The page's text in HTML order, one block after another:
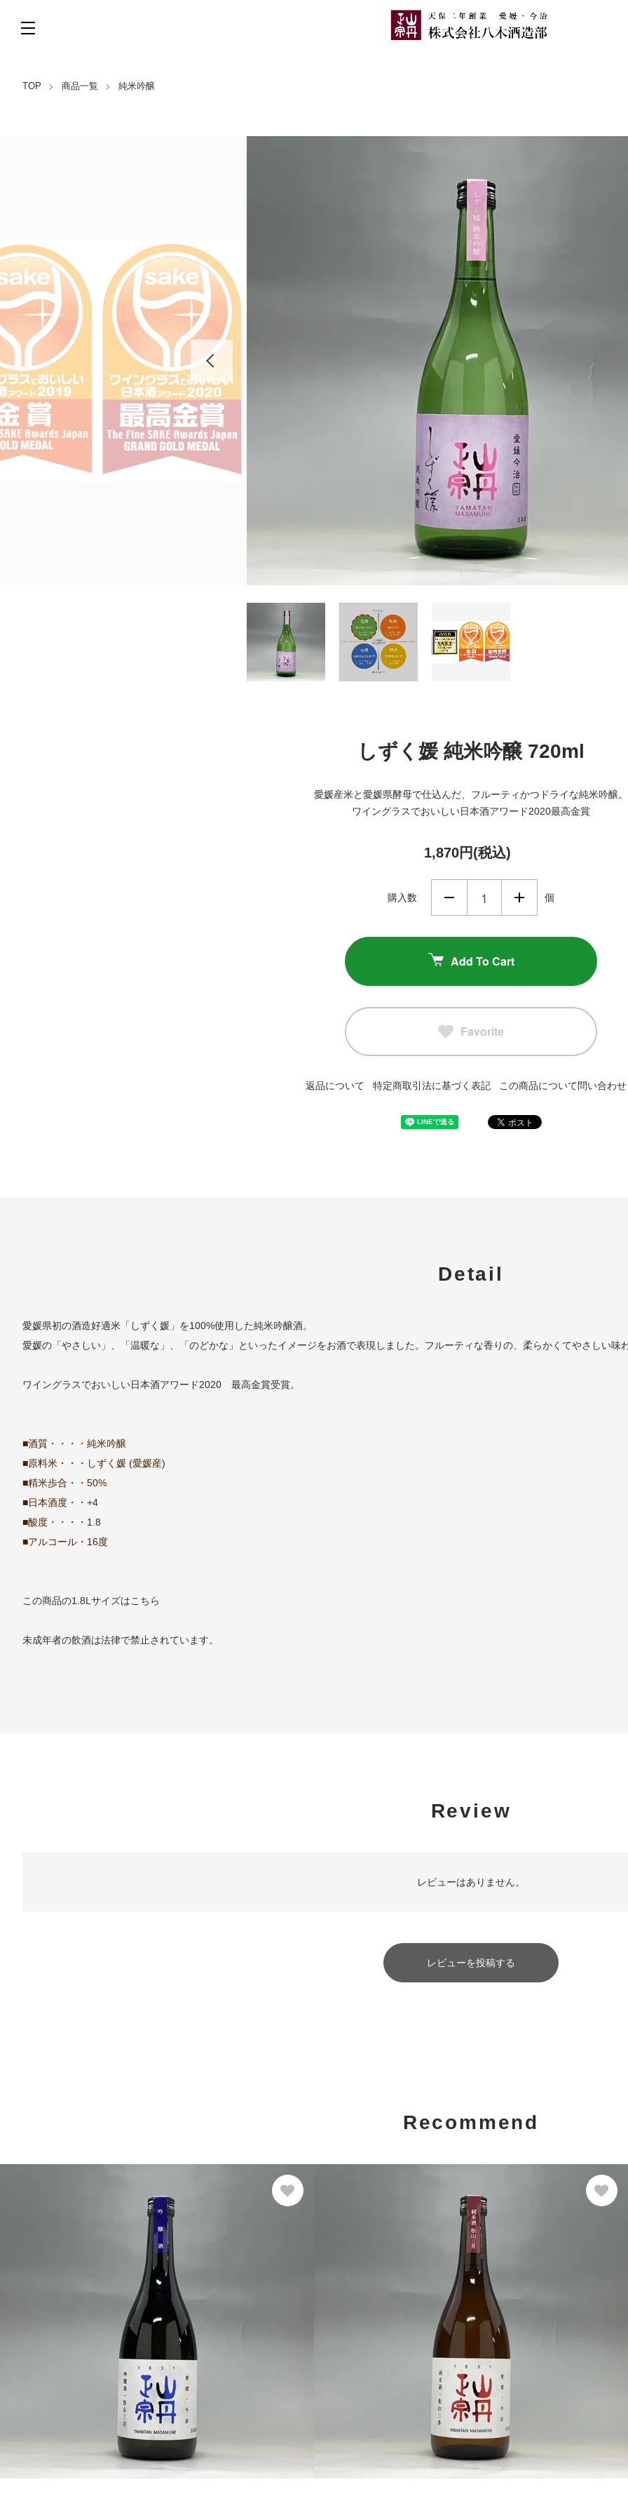
TOP 商品一覧 純米吟醸
しずく媛 純米吟醸 720ml
愛媛産米と愛媛県酵母で仕込んだ、フルーティかつドライな純米吟醸。
ワイングラスでおいしい日本酒アワード2020最高金賞
1,870円(税込)
購入数 個
Add To Cart
Favorite
返品について 特定商取引法に基づく表記 この商品について問い合わ
Detail
愛媛県初の酒造好適米「しずく媛」を100%使用した純米吟醸酒。
愛媛の「やさしい」、「温暖な」、「のどかな」といったイメージをお酒で表現しました。フルーティな香りの、柔らかくてやさしい味
ワイングラスでおいしい日本酒アワード2020 最高金賞受賞。
■酒質・・・・純米吟醸
■原料米・・・しずく媛 (愛媛産)
■精米歩合・・50%
■日本酒度・・+4
■酸度・・・・1.8
■アルコール・16度
この商品の1.8Lサイズはこちら
未成年者の飲酒は法律で禁止されています。
Review
レビューはありません。
レビューを投稿する
Recommend